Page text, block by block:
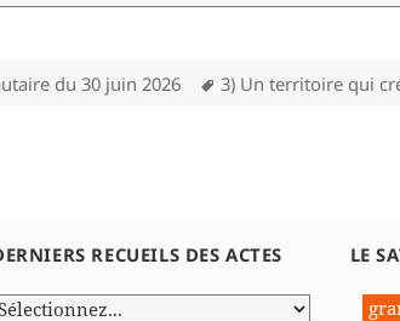
du 30 juin 2026
Mots-
3) Un territoire qui
RECUEILS DES ACTES LE